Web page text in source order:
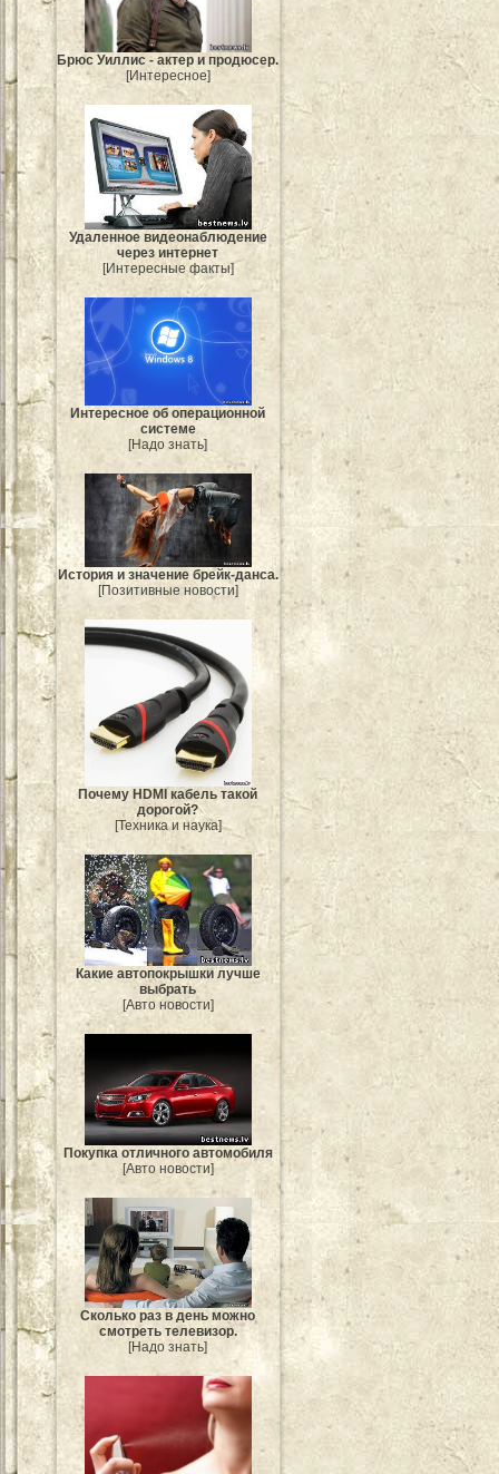
Брюс Уиллис - актер и продюсер.
[Интересное]
Удаленное видеонаблюдение
через интернет
[Интересные факты]
Интересное об операционной
системе
[Надо знать]
История и значение брейк-данса.
[Позитивные новости]
Почему HDMI кабель такой
дорогой?
[Техника и наука]
Какие автопокрышки лучше
выбрать
[Авто новости]
Покупка отличного автомобиля
[Авто новости]
Сколько раз в день можно
смотреть телевизор.
[Надо знать]